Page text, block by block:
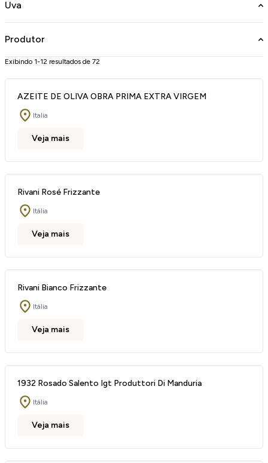
Uva
Produtor
Exibindo 1-12 resultados de 72
AZEITE DE OLIVA OBRA PRIMA EXTRA VIRGEM
Italia
Veja mais
Rivani Rosé Frizzante
Itália
Veja mais
Rivani Bianco Frizzante
Itália
Veja mais
1932 Rosado Salento Igt Produttori Di Manduria
Itália
Veja mais